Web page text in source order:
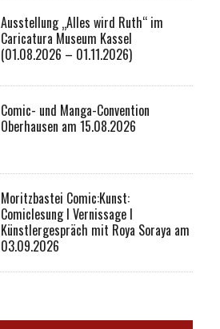
Ausstellung „Alles wird Ruth“ im
Caricatura Museum Kassel
(01.08.2026 – 01.11.2026)
Comic- und Manga-Convention
Oberhausen am 15.08.2026
Moritzbastei Comic:Kunst:
Comiclesung I Vernissage I
Künstlergespräch mit Roya Soraya am
03.09.2026